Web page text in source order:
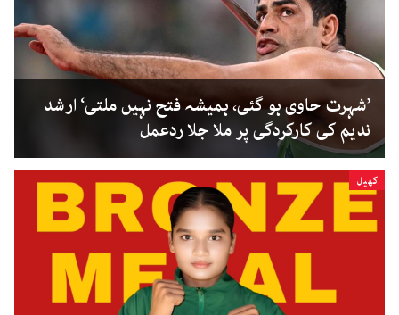
’شہرت حاوی ہو گئی، ہمیشہ فتح نہیں ملتی‘ ارشد
ندیم کی کارکردگی پر ملا جلا ردعمل
کھیل